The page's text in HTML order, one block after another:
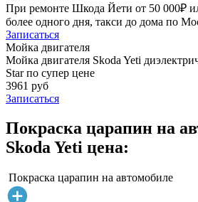
При ремонте Шкода Йети от 50 000₽
более одного дня, такси до дома по
Записаться
Мойка двигателя
Мойка двигателя Skoda Yeti
Star по супер цене
3961 руб
Записаться
Покраска царапин на
Skoda Yeti цена:
Покраска царапин на автомобиле